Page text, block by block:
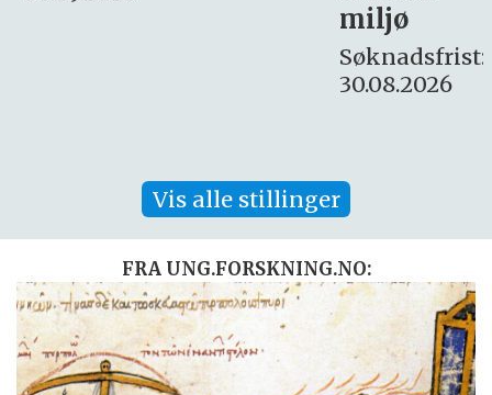
16. august.
Vis alle stillinger
FRA UNG.FORSKNING.NO: